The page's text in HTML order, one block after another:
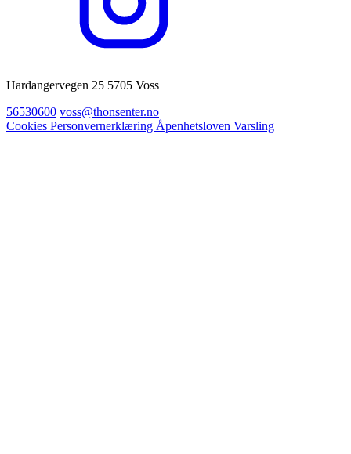
Hardangervegen 25 5705 Voss
56530600 voss@thonsenter.no
Cookies Personvernerklæring Åpenhetsloven Varsling